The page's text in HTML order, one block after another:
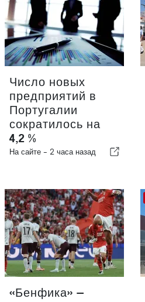
Число новых
предприятий в
Португалии
сократилось на
4,2 %
На сайте - 2 часа назад
«Бенфика» —